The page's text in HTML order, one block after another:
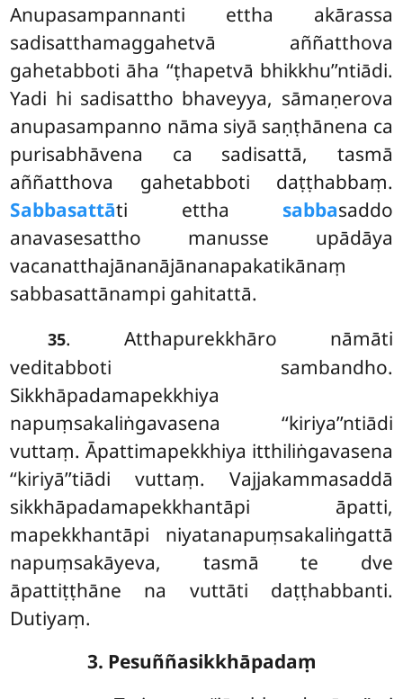
Anupasampannanti ettha akārassa
sadisatthamaggahetvā aññatthova
gahetabboti āha ‘‘ṭhapetvā bhikkhu’’ntiādi.
Yadi hi sadisattho bhaveyya, sāmaṇerova
anupasampanno nāma siyā saṇṭhānena ca
purisabhāvena ca sadisattā, tasmā
aññatthova gahetabboti daṭṭhabbaṃ.
Sabbasattāti ettha sabbasaddo
anavasesattho manusse upādāya
vacanatthajānanājānanapakatikānaṃ
sabbasattānampi gahitattā.
35. Atthapurekkhāro nāmāti
veditabboti sambandho.
Sikkhāpadamapekkhiya
napuṃsakaliṅgavasena ‘‘kiriya’’ntiādi
vuttaṃ. Āpattimapekkhiya itthiliṅgavasena
‘‘kiriyā’’tiādi vuttaṃ. Vajjakammasaddā
sikkhāpadamapekkhantāpi āpatti,
mapekkhantāpi niyatanapuṃsakaliṅgattā
napuṃsakāyeva, tasmā te dve
āpattiṭṭhāne na vuttāti daṭṭhabbanti.
Dutiyaṃ.
3. Pesuññasikkhāpadaṃ